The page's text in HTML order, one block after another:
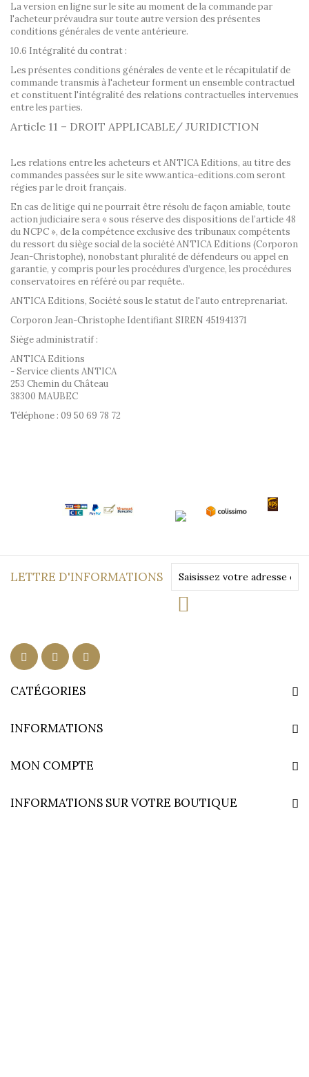
La version en ligne sur le site au moment de la commande par
l'acheteur prévaudra sur toute autre version des présentes
conditions générales de vente antérieure.
10.6 Intégralité du contrat :
Les présentes conditions générales de vente et le récapitulatif de
commande transmis à l'acheteur forment un ensemble contractuel
et constituent l'intégralité des relations contractuelles intervenues
entre les parties.
Article 11 – DROIT APPLICABLE/ JURIDICTION
Les relations entre les acheteurs et ANTICA Editions, au titre des
commandes passées sur le site www.antica-editions.com seront
régies par le droit français.
En cas de litige qui ne pourrait être résolu de façon amiable, toute
action judiciaire sera « sous réserve des dispositions de l’article 48
du NCPC », de la compétence exclusive des tribunaux compétents
du ressort du siège social de la société ANTICA Editions (Corporon
Jean-Christophe), nonobstant pluralité de défendeurs ou appel en
garantie, y compris pour les procédures d’urgence, les procédures
conservatoires en référé ou par requête..
ANTICA Editions, Société sous le statut de l'auto entreprenariat.
Corporon Jean-Christophe Identifiant SIREN 451941371
Siège administratif :
ANTICA Editions
- Service clients ANTICA
253 Chemin du Château
38300 MAUBEC
Téléphone : 09 50 69 78 72
LETTRE D'INFORMATIONS
CATÉGORIES
INFORMATIONS
MON COMPTE
INFORMATIONS SUR VOTRE BOUTIQUE